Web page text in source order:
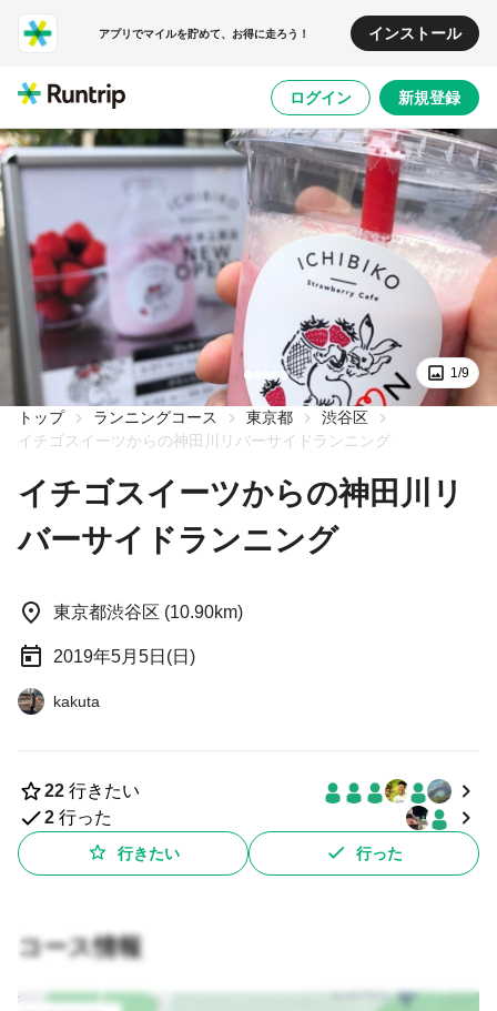
アプリでマイルを貯めて、お得に走ろう！ インストール
ログイン 新規登録
1/9
トップ ランニングコース 東京都
渋谷区
イチゴスイーツからの神田川リバーサイドランニング
イチゴスイーツからの神田川リ
バーサイドランニング
東京都渋谷区 (10.90km)
2019年5月5日(日)
kakuta
22 行きたい
2 行った
行きたい 行った
コース情報